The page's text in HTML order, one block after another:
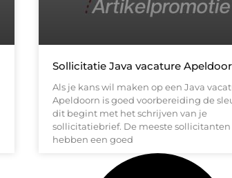
Sollicitatie Java vacature
Als je kans wil maken op een Java
Apeldoorn is goed voorbereiding de
dit begint met het schrijven van je
sollicitatiebrief. De meeste sollicitanten
hebben een goed